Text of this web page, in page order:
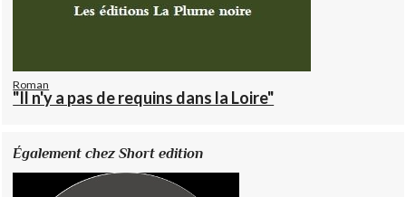
Roman
"Il n'y a pas de requins dans la Loire"
Également chez Short edition